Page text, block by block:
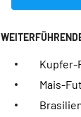
Kupfer-
Mais-